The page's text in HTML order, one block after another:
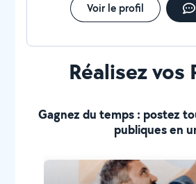
Voir le profil
Réalisez vos
Gagnez du temps : postez
publiques en